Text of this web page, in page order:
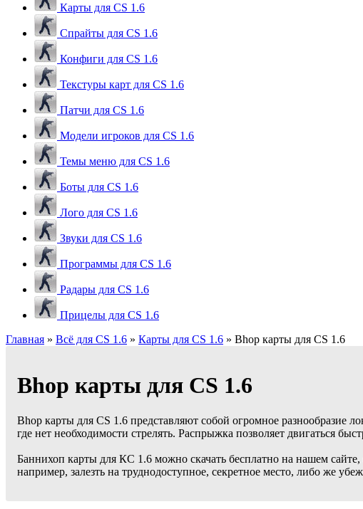
Карты для CS 1.6
Спрайты для CS 1.6
Конфиги для CS 1.6
Текстуры карт для CS 1.6
Патчи для CS 1.6
Модели игроков для CS 1.6
Темы меню для CS 1.6
Боты для CS 1.6
Лого для CS 1.6
Звуки для CS 1.6
Программы для CS 1.6
Радары для CS 1.6
Прицелы для CS 1.6
Главная » Всё для CS 1.6 » Карты для CS 1.6 » Bhop карты для CS 1.6
Bhop карты для CS 1.6
Bhop карты для CS 1.6 представляют собой огромное
где нет необходимости стрелять. Распрыжка позволяет двигаться
Баннихоп карты для КС 1.6 можно скачать бесплатно на нашем
например, залезть на труднодоступное, секретное место, либо же